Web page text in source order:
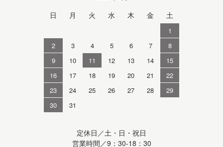
日
月 火 水 木 金 土
1
2
3 4 5 6 7
8
9
10 11 12 13 14
15
16
17 18 19 20 21
22
23
24 25 26 27 28
29
30
31
定休日／土・日・祝日
営業時間／9：30-18：30